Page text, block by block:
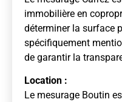
immobilière en
déterminer la surface
spécifiquement
de garantir la
Location :
Le mesurage Boutin